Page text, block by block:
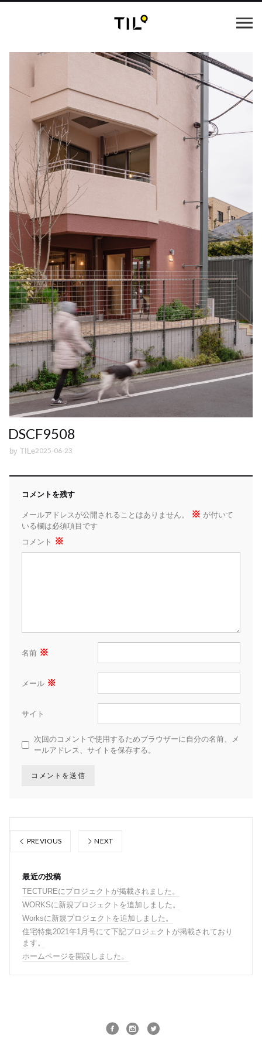
DSCF9508
by TILe2025-06-23
コメントを残す
メールアドレスが公開されることはありません。 ※ が付いて
いる欄は必須項目です
コメント ※
名前 ※
メール ※
サイト
次回のコメントで使用するためブラウザーに自分の名前、メ
ールアドレス、サイトを保存する。
PREVIOUS NEXT
最近の投稿
TECTUREにプロジェクトが掲載されました。
WORKSに新規プロジェクトを追加しました。
Worksに新規プロジェクトを追加しました。
住宅特集2021年1月号にて下記プロジェクトが掲載されており
ます。
ホームページを開設しました。